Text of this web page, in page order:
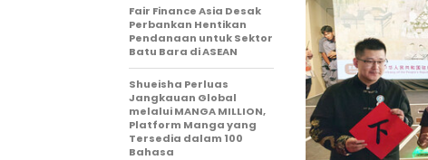
Fair Finance Asia Desak
Perbankan Hentikan
Pendanaan untuk Sektor
Batu Bara di ASEAN
Shueisha Perluas
Jangkauan Global
melalui MANGA MILLION,
Platform Manga yang
Tersedia dalam 100
Bahasa